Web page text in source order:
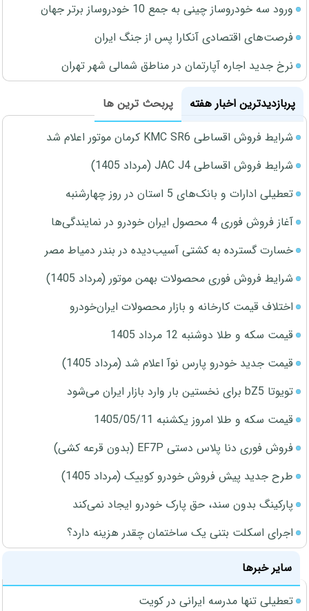
ورود سه خودروساز چینی به جمع 10 خودروساز برتر جهان
فرصت‌های اقتصادی آنکارا پس از جنگ ایران
نرخ جدید اجاره آپارتمان در مناطق شمالی شهر تهران
پربازدیدترین اخبار هفته
پربحث ترین ها
شرایط فروش اقساطی KMC SR6 کرمان موتور اعلام شد
شرایط فروش اقساطی JAC J4 (مرداد 1405)
تعطیلی ادارات و بانک‌های 5 استان در روز چهارشنبه
آغاز فروش فوری 4 محصول ایران خودرو در نمایندگی‌ها
خسارت گسترده به کشتی آسیب‌دیده در بندر دمیاط مصر
شرایط فروش فوری محصولات بهمن موتور (مرداد 1405)
اختلاف قیمت کارخانه و بازار محصولات ایران‌خودرو
قیمت سکه و طلا دوشنبه 12 مرداد 1405
قیمت جدید خودرو پارس نوآ اعلام شد (مرداد 1405)
تویوتا bZ5 برای نخستین بار وارد بازار ایران می‌شود
قیمت سکه و طلا امروز یکشنبه 1405/05/11
فروش فوری دنا پلاس دستی EF7P (بدون قرعه کشی)
طرح جدید پیش فروش خودرو کوییک (مرداد 1405)
پارکینگ بدون سند، حق پارک خودرو ایجاد نمی‌کند
اجرای اسکلت بتنی یک ساختمان چقدر هزینه دارد؟
سایر خبرها
تعطیلی تنها مدرسه ایرانی در کویت